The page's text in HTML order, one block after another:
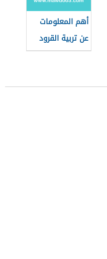
أهم المعلومات
عن تربية القرود
المنزلية